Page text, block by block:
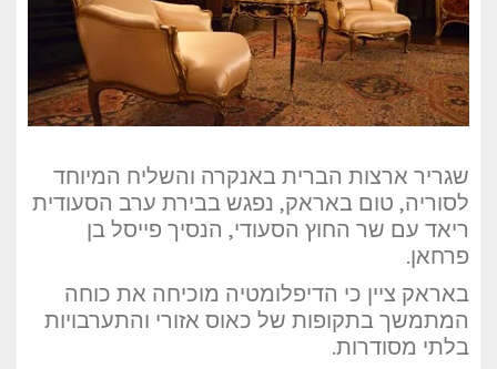
שגריר ארצות הברית באנקרה והשליח המיוחד
לסוריה, טום באראק, נפגש בבירת ערב הסעודית
ריאד עם שר החוץ הסעודי, הנסיך פייסל בן
פרחאן.
באראק ציין כי הדיפלומטיה מוכיחה את כוחה
המתמשך בתקופות של כאוס אזורי והתערבויות
בלתי מסודרות.